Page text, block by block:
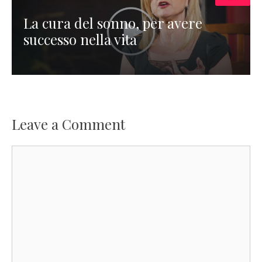
La cura del sonno, per avere
successo nella vita
Leave a Comment